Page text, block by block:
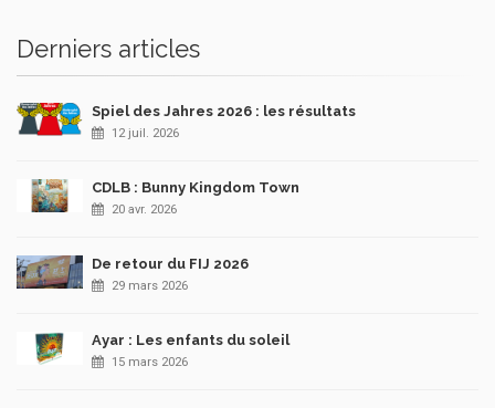
Derniers articles
Spiel des Jahres 2026 : les résultats
12 juil. 2026
CDLB : Bunny Kingdom Town
20 avr. 2026
De retour du FIJ 2026
29 mars 2026
Ayar : Les enfants du soleil
15 mars 2026